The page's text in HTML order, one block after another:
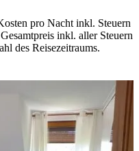
pro Nacht inkl. Steuern
inkl. aller Steuern
des Reisezeitraums.